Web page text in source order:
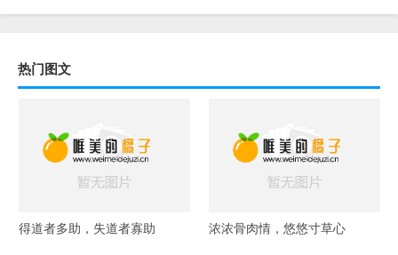
热门图文
得道者多助，失道者寡助 浓浓骨肉情，悠悠寸草心